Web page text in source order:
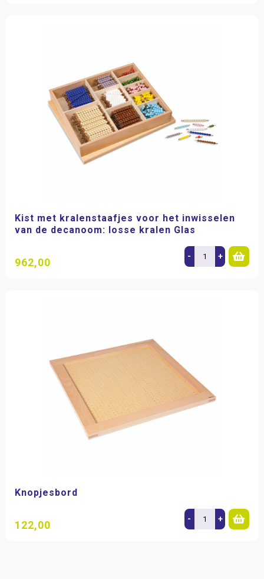
Kist met kralenstaafjes voor het inwisselen
van de decanoom: losse kralen Glas
962,00 - +
Knopjesbord
122,00 - +